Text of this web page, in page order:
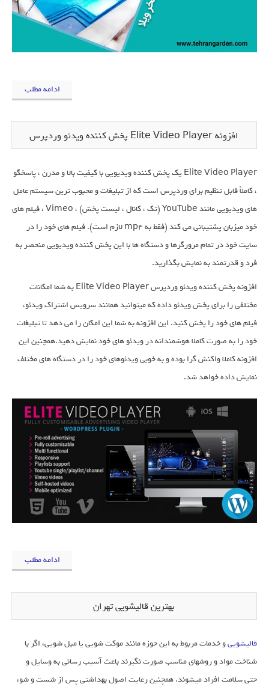
ادامه مطلب
افزونه Elite Video Player پخش کننده ویدئو وردپرس
Elite Video Player یک پخش کننده ویدیویی با کیفیت بالا و مدرن ، پاسخگو
، کاملاً قابل تنظیم برای وردپرس است که از تبلیغات و محبوب ترین سیستم عامل
های ویدیویی مانند YouTube (تک ، کانال ، لیست پخش) ، Vimeo ، فیلم های
خود میزبان پشتیبانی می کند (فقط به mp4 لازم است). فیلم های خود را در
سایت خود در تمام مرورگرها و دستگاه ها با این پخش کننده ویدیویی منحصر به
فرد و قدرتمند به نمایش بگذارید.
افزونه پخش کننده ویدئو وردپرس Elite Video Player به شما امکانات
مختلفی را برای پخش ویدئو داده که میتوانید همانند سرویس اشتراک ویدئو،
فیلم های خود را پخش کنید. این افزونه به شما این امکان را می دهد تا تبلیغات
خود را به صورت کاملا هوشمندانه در ویدئو های خود نمایش دهید.همچنین این
افزونه کاملا واکنش گرا بوده و به خوبی ویدئوهای خود را در دستگاه های مختلف
نمایش داده خواهد شد.
ادامه مطلب
بهترین قالیشویی تهران
قالیشوییو خدمات مربوط به این حوزه مانند موکت شویی یا مبل شویی، اگر با
شناخت مواد و روشهای مناسب صورت نگیرند باعث آسیب رسانی به وسایل و
حتی سلامت افراد میشوند. همچنین رعایت اصول بهداشتی پس از شست و شو،